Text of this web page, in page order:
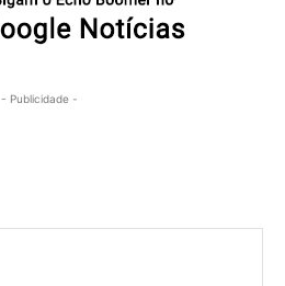
- Publicidade -